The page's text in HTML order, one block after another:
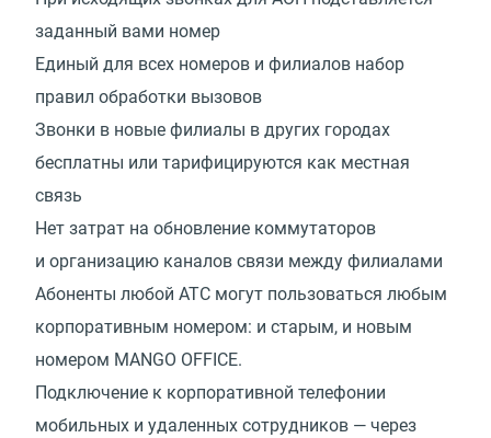
заданный вами номер
Единый для всех номеров и филиалов набор
правил обработки вызовов
Звонки в новые филиалы в других городах
бесплатны или тарифицируются как местная
связь
Нет затрат на обновление коммутаторов
и организацию каналов связи между филиалами
Абоненты любой АТС могут пользоваться любым
корпоративным номером: и старым, и новым
номером MANGO OFFICE.
Подключение к корпоративной телефонии
мобильных и удаленных сотрудников — через